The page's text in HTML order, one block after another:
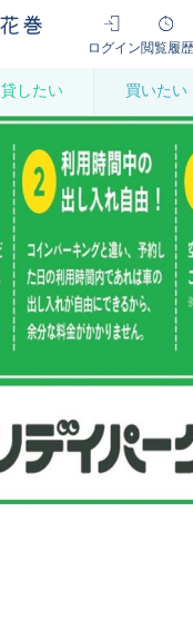
ログイン閲覧履歴
貸したい 買いたい